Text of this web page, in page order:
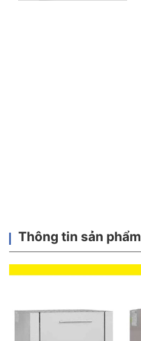
Thông tin sản phẩm